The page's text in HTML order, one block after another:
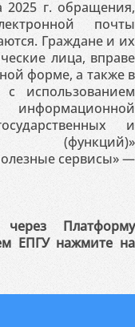
2025 г. обращения,
почты
Граждане и их
лица, вправе
форме, а также в
использованием
информационной
и
(функций)»
сервисы» —
Платформу
ЕПГУ нажмите на